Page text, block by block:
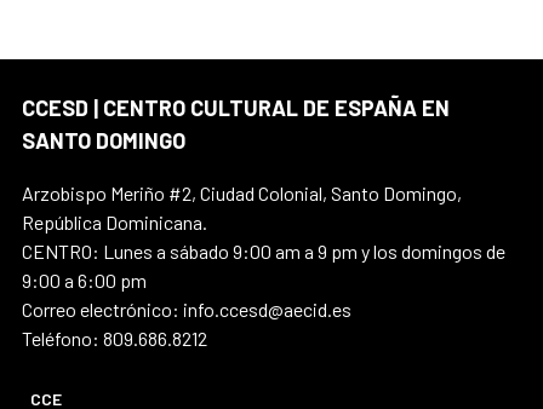
CCESD | CENTRO CULTURAL DE ESPAÑA EN
SANTO DOMINGO
Arzobispo Meriño #2, Ciudad Colonial, Santo Domingo,
República Dominicana.
CENTRO: Lunes a sábado 9:00 am a 9 pm y los domingos de
9:00 a 6:00 pm
Correo electrónico: info.ccesd@aecid.es
Teléfono: 809.686.8212
CCE